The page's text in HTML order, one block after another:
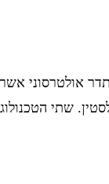
אולטרסוני
שתי